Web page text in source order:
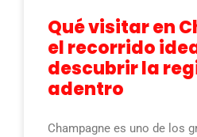
Qué visitar en
el recorrido
descubrir la
adentro
Champagne es uno de los